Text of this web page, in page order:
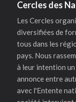
Cercles des
Les Cercles
diversifiées de
tous dans les
pays. Nous
à leur intention
annonce entre
avec l'Entente